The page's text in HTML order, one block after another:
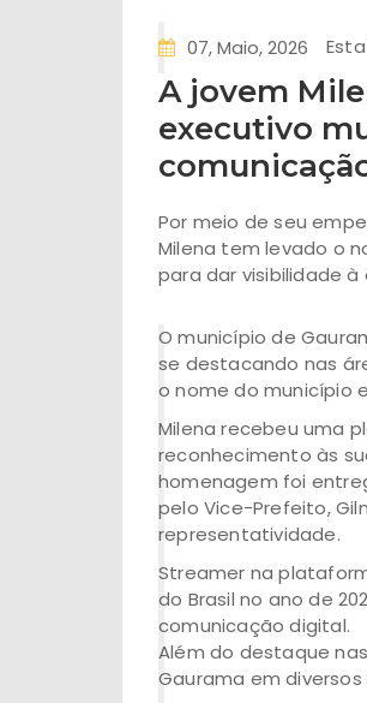
07, Maio, 2026
A jovem
executivo
Por meio de seu
Milena tem levado o
para dar visibilidade à
O município de
se destacando nas
o nome do município
Milena recebeu uma
reconhecimento às
homenagem foi
pelo Vice-Prefeito,
representatividade.
Streamer na
do Brasil no ano de
comunicação digital.
Além do destaque
Gaurama em